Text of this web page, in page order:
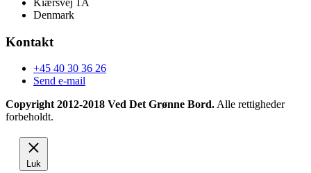
Denmark
Kontakt
+45 40 30 36 26
Send e-mail
Copyright 2012-2018 Ved Det Grønne Bord. Alle rettigheder
forbeholdt.
Luk